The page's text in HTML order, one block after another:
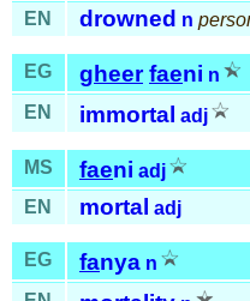
EN
drowned n
EG gheer faeni n
EN immortal adj
MS faeni adj
EN mortal adj
EG fanya n